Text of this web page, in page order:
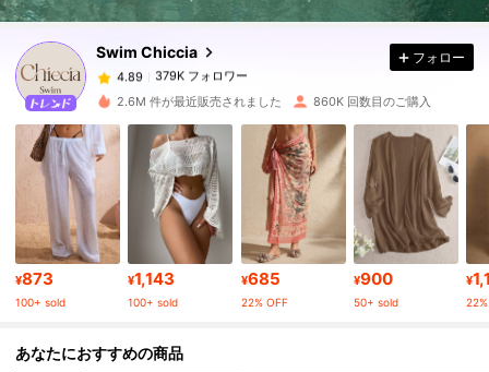
Swim Chiccia
4.89
379K フォロワー
d***5 は1日前に購入しました
4.89 379K フォロワー
4.89 379K フォロワー
4.89 379K フォロワー
フォロー
2.6M 件が最近販売されました 860K 回数目のご購入
¥873
100+ sold
¥1,143
100+ sold
¥685
22% OFF
¥900
50+ sold
¥
あなたにおすすめの商品